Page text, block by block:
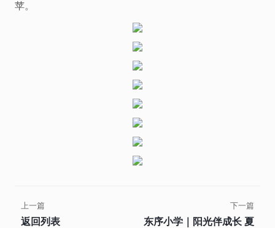
苹。
上一篇
返回列表
下一篇
东序小学｜阳光伴成长 夏